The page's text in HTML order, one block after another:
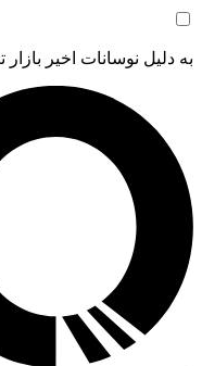
به دلیل نوسانات اخیر